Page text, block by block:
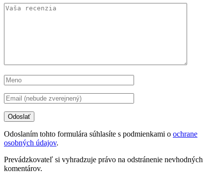
Odoslaním tohto formulára súhlasíte s podmienkami o ochrane
osobných údajov.
Prevádzkovateľ si vyhradzuje právo na odstránenie nevhodných
komentárov.